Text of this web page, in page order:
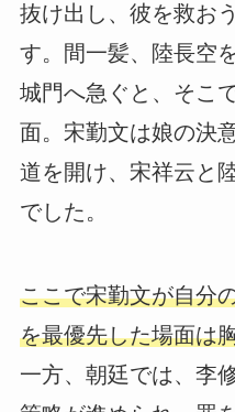
抜け出し、彼を救お
す。間一髪、陸長空
城門へ急ぐと、そこ
面。宋勤文は娘の決
道を開け、宋祥云と
でした。
ここで宋勤文が自分
を最優先した場面は
一方、朝廷では、李